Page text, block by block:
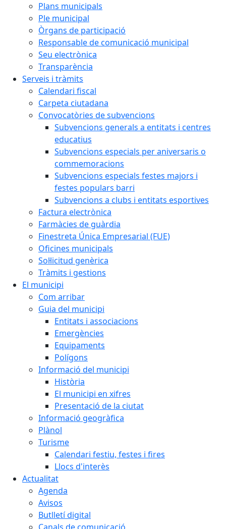
Plans municipals
Ple municipal
Òrgans de participació
Responsable de comunicació municipal
Seu electrònica
Transparència
Serveis i tràmits
Calendari fiscal
Carpeta ciutadana
Convocatòries de subvencions
Subvencions generals a entitats i centres
educatius
Subvencions especials per aniversaris o
commemoracions
Subvencions especials festes majors i
festes populars barri
Subvencions a clubs i entitats esportives
Factura electrònica
Farmàcies de guàrdia
Finestreta Única Empresarial (FUE)
Oficines municipals
Sol·licitud genèrica
Tràmits i gestions
El municipi
Com arribar
Guia del municipi
Entitats i associacions
Emergències
Equipaments
Polígons
Informació del municipi
Història
El municipi en xifres
Presentació de la ciutat
Informació geogràfica
Plànol
Turisme
Calendari festiu, festes i fires
Llocs d'interès
Actualitat
Agenda
Avisos
Butlletí digital